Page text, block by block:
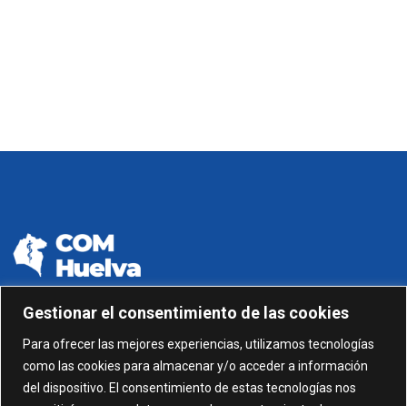
Gestionar el consentimiento de las cookies
Para ofrecer las mejores experiencias, utilizamos tecnologías
como las cookies para almacenar y/o acceder a información
del dispositivo. El consentimiento de estas tecnologías nos
C/ Gonzalez García nº 11, 1º 21003 Huelva